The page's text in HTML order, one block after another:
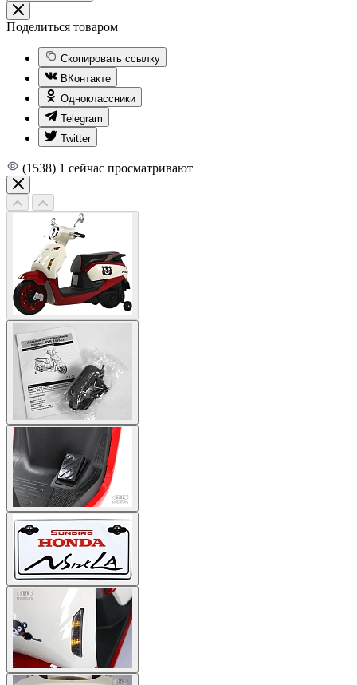
Поделиться товаром
Скопировать ссылку
ВКонтакте
Одноклассники
Telegram
Twitter
(1538) 1 сейчас просматривают